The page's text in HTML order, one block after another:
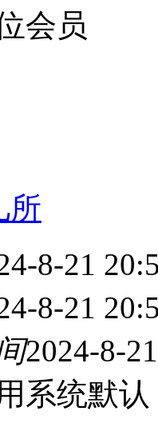
会员
所
8-21
8-21
2024-8-
系统默认